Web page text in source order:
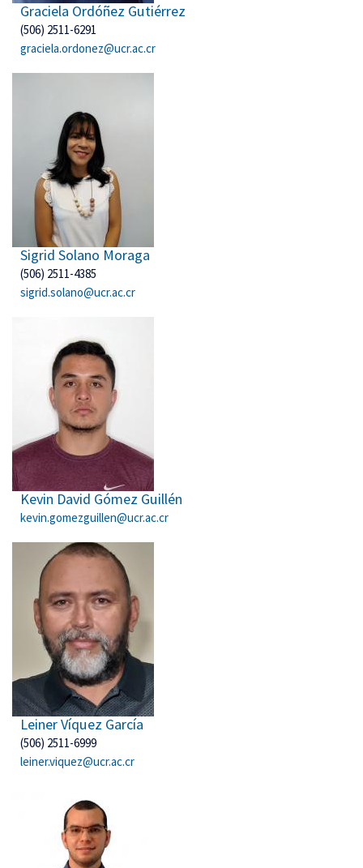
Graciela Ordóñez Gutiérrez
(506) 2511-6291
graciela.ordonez@ucr.ac.cr
Sigrid Solano Moraga
(506) 2511-4385
sigrid.solano@ucr.ac.cr
Kevin David Gómez Guillén
kevin.gomezguillen@ucr.ac.cr
Leiner Víquez García
(506) 2511-6999
leiner.viquez@ucr.ac.cr